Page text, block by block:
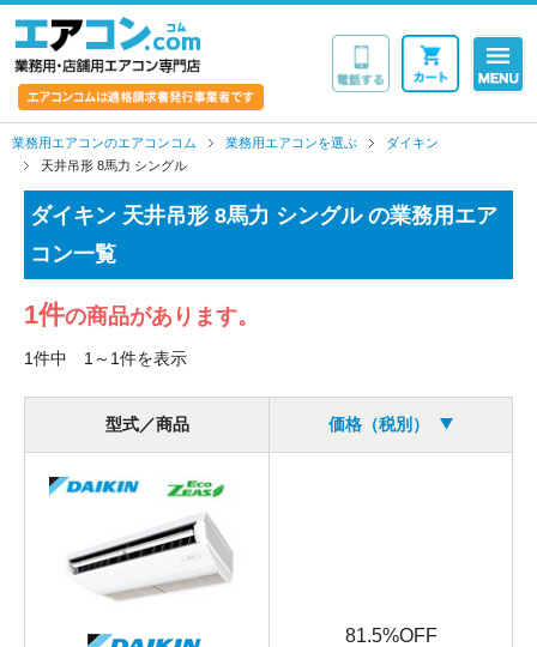
業務用エアコンのエアコンコム 業務用エアコンを選ぶ
ダイキン
天井吊形 8馬力 シングル
ダイキン 天井吊形 8馬力 シングル の業務用エア
コン一覧
1件の商品があります。
1件中 1～1件を表示
型式／商品 価格（税別）
81.5%OFF